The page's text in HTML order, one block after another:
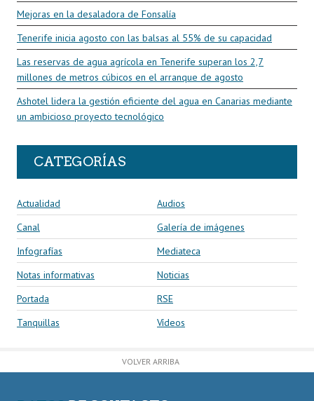
Mejoras en la desaladora de Fonsalía
Tenerife inicia agosto con las balsas al 55% de su capacidad
Las reservas de agua agrícola en Tenerife superan los 2,7
millones de metros cúbicos en el arranque de agosto
Ashotel lidera la gestión eficiente del agua en Canarias mediante
un ambicioso proyecto tecnológico
CATEGORÍAS
Actualidad
Audios
Canal
Galería de imágenes
Infografías
Mediateca
Notas informativas
Noticias
Portada
RSE
Tanquillas
Vídeos
VOLVER ARRIBA